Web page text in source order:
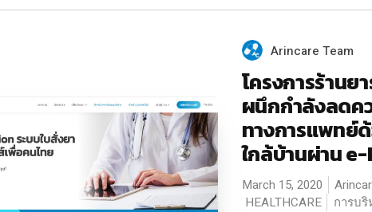
Arincare Team
โครงการร้านย
ผนึกกำลังลดค
ทางการแพทย์
ใกล้บ้านผ่าน
March 15, 2020
HEALTHCARE
การบ